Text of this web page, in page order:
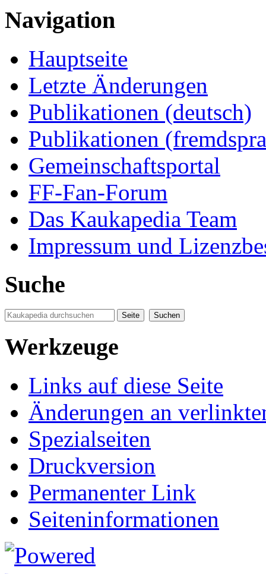
Navigation
Hauptseite
Letzte Änderungen
Publikationen (deutsch)
Publikationen
Gemeinschaftsportal
FF-Fan-Forum
Das Kaukapedia Team
Impressum und
Suche
Werkzeuge
Links auf diese Seite
Änderungen an
Spezialseiten
Druckversion
Permanenter Link
Seiten­informationen